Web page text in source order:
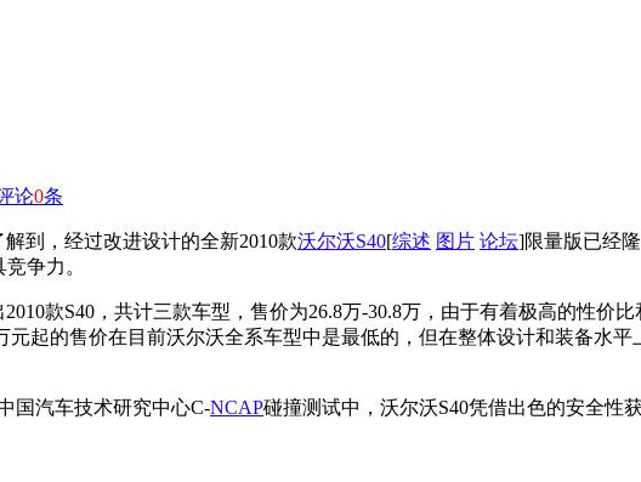
论0条
解到，经过改进设计的全新2010款沃尔沃S40[综述 图片 论坛]限量版已经
争力。
款S40，共计三款车型，售价为26.8万-30.8万，由于有着极高的性价
元起的售价在目前沃尔沃全系车型中是最低的，但在整体设计和装备水
国汽车技术研究中心C-NCAP碰撞测试中，沃尔沃S40凭借出色的安全性